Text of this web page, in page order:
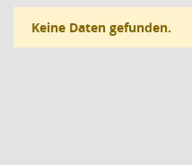
Keine Daten gefunden.